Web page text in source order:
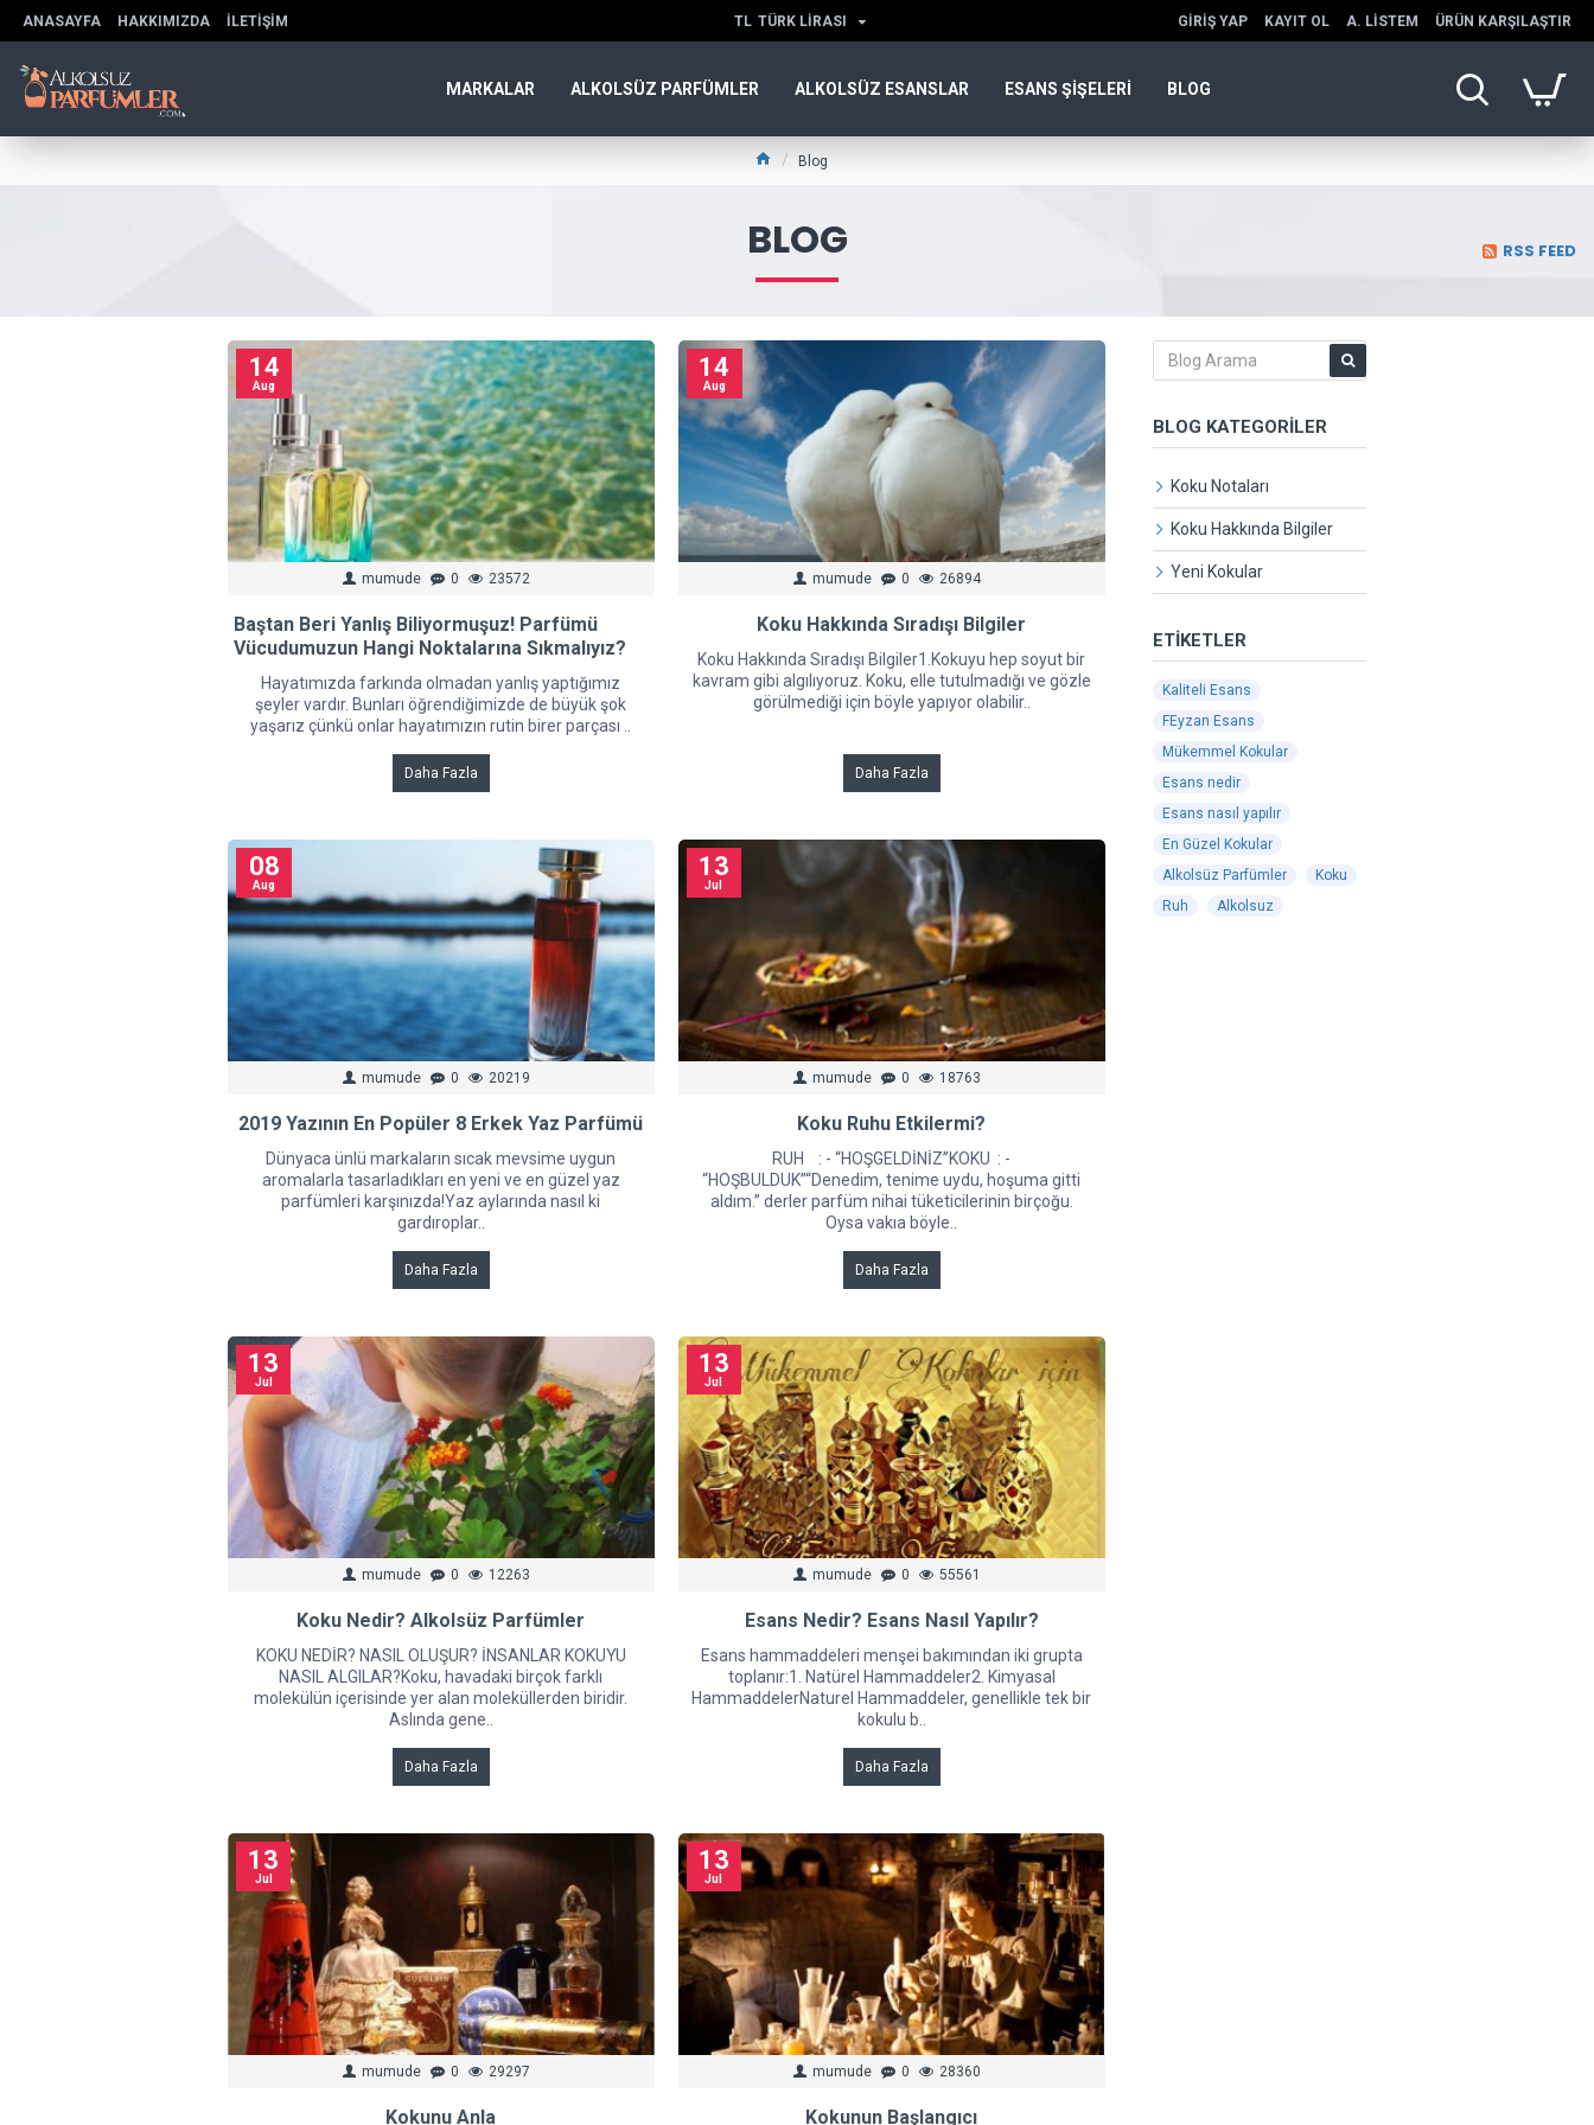
ANASAYFA HAKKIMIZDA İLETIŞIM TL TÜRK LIRASI GIRIŞ YAP KAYIT OL A. LISTEM ÜRÜN KARŞILAŞTIR
MARKALAR ALKOLSÜZ PARFÜMLER ALKOLSÜZ ESANSLAR ESANS ŞİŞELERİ BLOG
Blog
BLOG RSS FEED
14
Aug
mumude 0 23572
Baştan Beri Yanlış Biliyormuşuz! Parfümü
Vücudumuzun Hangi Noktalarına Sıkmalıyız?
Hayatımızda farkında olmadan yanlış yaptığımız
şeyler vardır. Bunları öğrendiğimizde de büyük şok
yaşarız çünkü onlar hayatımızın rutin birer parçası ..
Daha Fazla
14
Aug
mumude 0 26894
Koku Hakkında Sıradışı Bilgiler
Koku Hakkında Sıradışı Bilgiler1.Kokuyu hep soyut bir
kavram gibi algılıyoruz. Koku, elle tutulmadığı ve gözle
görülmediği için böyle yapıyor olabilir..
Daha Fazla
08
Aug
mumude 0 20219
2019 Yazının En Popüler 8 Erkek Yaz Parfümü
Dünyaca ünlü markaların sıcak mevsime uygun
aromalarla tasarladıkları en yeni ve en güzel yaz
parfümleri karşınızda!Yaz aylarında nasıl ki
gardıroplar..
Daha Fazla
13
Jul
mumude 0 18763
Koku Ruhu Etkilermi?
RUH : - “HOŞGELDİNİZ”KOKU : -
“HOŞBULDUK”“Denedim, tenime uydu, hoşuma gitti
aldım.” derler parfüm nihai tüketicilerinin birçoğu.
Oysa vakıa böyle..
Daha Fazla
13
Jul
mumude 0 12263
Koku Nedir? Alkolsüz Parfümler
KOKU NEDİR? NASIL OLUŞUR? İNSANLAR KOKUYU
NASIL ALGILAR?Koku, havadaki birçok farklı
molekülün içerisinde yer alan moleküllerden biridir.
Aslında gene..
Daha Fazla
13
Jul
mumude 0 55561
Esans Nedir? Esans Nasıl Yapılır?
Esans hammaddeleri menşei bakımından iki grupta
toplanır:1. Natürel Hammaddeler2. Kimyasal
HammaddelerNaturel Hammaddeler, genellikle tek bir
kokulu b..
Daha Fazla
13
Jul
mumude 0 29297
Kokunu Anla
13
Jul
mumude 0 28360
Kokunun Başlangıcı
BLOG KATEGORILER
Koku Notaları
Koku Hakkında Bilgiler
Yeni Kokular
ETIKETLER
Kaliteli Esans
FEyzan Esans
Mükemmel Kokular
Esans nedir
Esans nasıl yapılır
En Güzel Kokular
Alkolsüz Parfümler
Koku
Ruh
Alkolsuz